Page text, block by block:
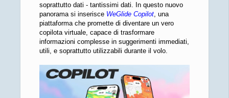
soprattutto dati - tantissimi dati. In questo nuovo
panorama si inserisce WeGlide Copilot, una
piattaforma che promette di diventare un vero
copilota virtuale, capace di trasformare
informazioni complesse in suggerimenti immediati,
utili, e soprattutto utilizzabili durante il volo.